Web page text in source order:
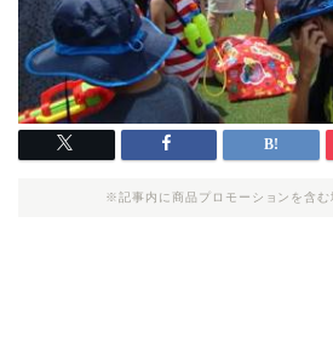
※記事内に商品プロモーションを含む